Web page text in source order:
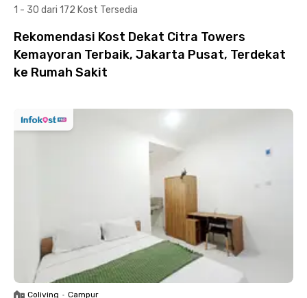
1 - 30 dari 172 Kost Tersedia
Rekomendasi Kost Dekat Citra Towers
Kemayoran Terbaik, Jakarta Pusat, Terdekat
ke Rumah Sakit
Coliving • Campur